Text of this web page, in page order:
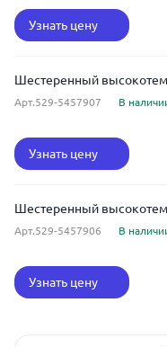
Узнать цену
Шестеренный
Арт.529-5457907 В
Узнать цену
Шестеренный
Арт.529-5457906 В
Узнать цену